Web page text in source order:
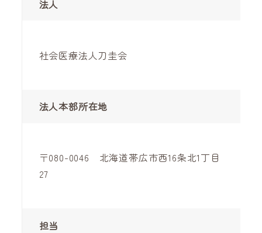
法人
社会医療法人刀圭会
法人本部所在地
〒080-0046 北海道帯広市西16条北1丁目
27
担当